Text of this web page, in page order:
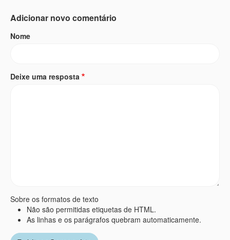
Adicionar novo comentário
Nome
Deixe uma resposta
Sobre os formatos de texto
Não são permitidas etiquetas de HTML.
As linhas e os parágrafos quebram automaticamente.